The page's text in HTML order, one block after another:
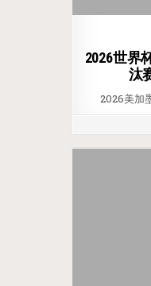
2026世界
汰
2026美加